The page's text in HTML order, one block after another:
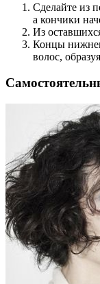
Сделайте из
а кончики
Из
Концы
волос,